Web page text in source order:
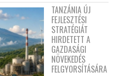
TANZÁNIA ÚJ
FEJLESZTÉSI
STRATÉGIÁT
HIRDETETT A
GAZDASÁGI
NÖVEKEDÉS
FELGYORSÍTÁSÁRA